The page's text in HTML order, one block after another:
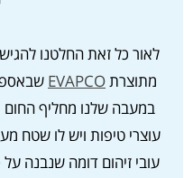
לאור כל זאת החלטנו
מתוצרתEVAPCO
במעבה שלנו מחליף החום
עוצרי טיפות ויש לו שטח
עובי זיהום דומה שנבנה